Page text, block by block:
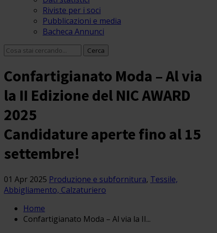
Riviste per i soci
Pubblicazioni e media
Bacheca Annunci
Confartigianato Moda – Al via
la II Edizione del NIC AWARD
2025
Candidature aperte fino al 15
settembre!
01 Apr 2025 Produzione e subfornitura, Tessile,
Abbigliamento, Calzaturiero
Home
Confartigianato Moda – Al via la II...